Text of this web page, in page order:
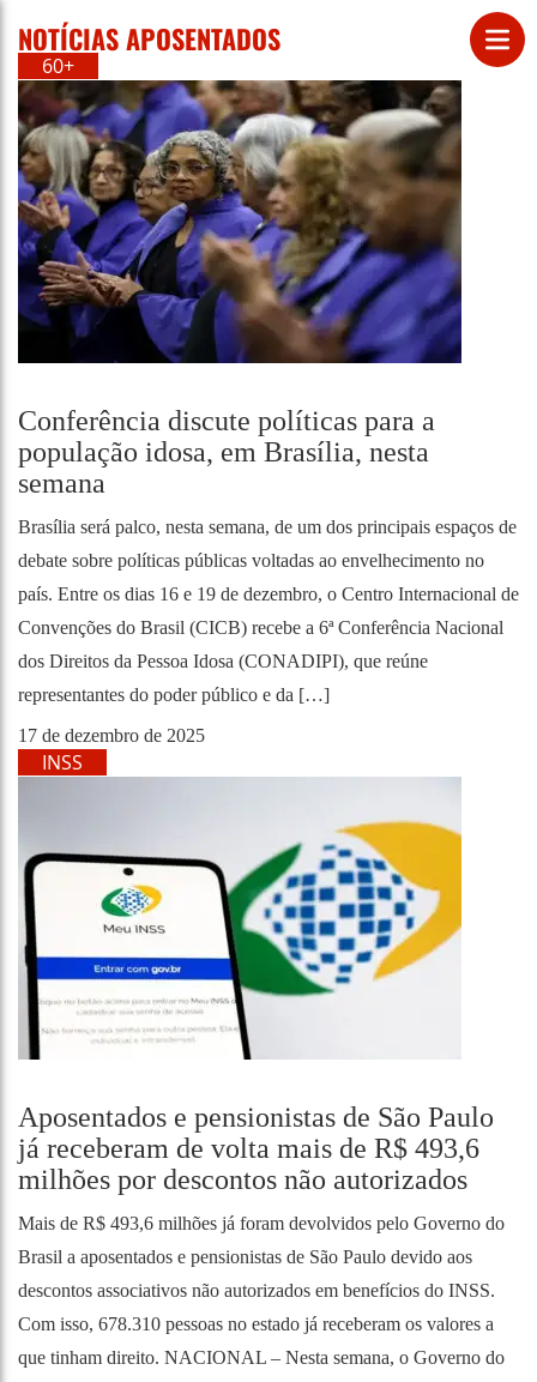
NOTÍCIAS APOSENTADOS
60+
Conferência discute políticas para a
população idosa, em Brasília, nesta
semana
Brasília será palco, nesta semana, de um dos principais espaços de
debate sobre políticas públicas voltadas ao envelhecimento no
país. Entre os dias 16 e 19 de dezembro, o Centro Internacional de
Convenções do Brasil (CICB) recebe a 6ª Conferência Nacional
dos Direitos da Pessoa Idosa (CONADIPI), que reúne
representantes do poder público e da […]
17 de dezembro de 2025
INSS
Aposentados e pensionistas de São Paulo
já receberam de volta mais de R$ 493,6
milhões por descontos não autorizados
Mais de R$ 493,6 milhões já foram devolvidos pelo Governo do
Brasil a aposentados e pensionistas de São Paulo devido aos
descontos associativos não autorizados em benefícios do INSS.
Com isso, 678.310 pessoas no estado já receberam os valores a
que tinham direito. NACIONAL – Nesta semana, o Governo do